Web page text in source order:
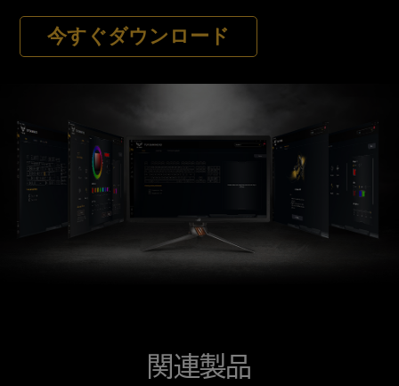
今すぐダウンロード
関連製品